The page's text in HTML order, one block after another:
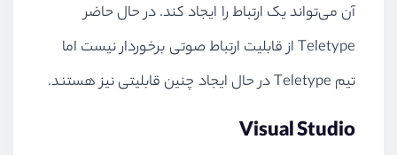
آن می‌تواند یک ارتباط را ایجاد کند. در حال حاضر
Teletype از قابلیت ارتباط صوتی برخوردار نیست اما
تیم Teletype در حال ایجاد چنین قابلیتی نیز هستند.
Visual Studio